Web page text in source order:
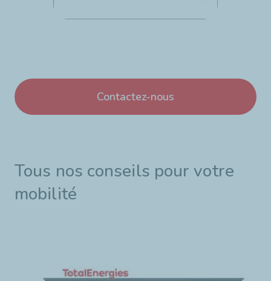
Contactez-nous
Tous nos conseils pour votre
mobilité